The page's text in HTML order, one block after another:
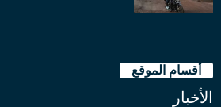
أقسام الموقع
الأخبار